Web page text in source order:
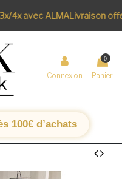
4x avec ALMALivraison
Connexion
0
Panier
100€ d’achats